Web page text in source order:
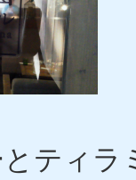
ティラ